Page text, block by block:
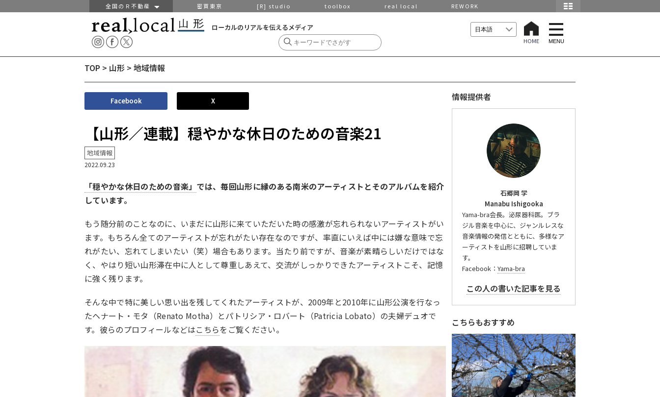
全国のＲ不動産 密買東京 [R] studio toolbox real local REWORK
ローカルのリアルを伝えるメディア
HOME
t
o
g
l
a
MENU
TOP > 山形 > 地域情報
Facebook X
【山形／連載】穏やかな休日のための音楽21
地域情報
2022.09.23
「穏やかな休日のための音楽」 では、毎回山形に縁のある南米のアーティストとそのアルバムを紹介
しています。
もう随分前のことなのに、いまだに山形に来ていただいた時の感激が忘れられないアーティストがい
ます。もちろん全てのアーティストが忘れがたい存在なのですが、率直にいえば中には嫌な意味で忘
れがたい、忘れてしまいたい（笑）場合もあります。当たり前ですが、音楽が素晴らしいだけではな
く、やはり短い山形滞在中に人として尊重しあえて、交流がしっかりできたアーティストこそ、記憶
に強く残ります。
そんな中で特に美しい思い出を残してくれたアーティストが、2009年と2010年に山形公演を行なっ
たヘナート・モタ（Renato Motha）とパトリシア・ロバート（Patricia Lobato）の夫婦デュオで
す。彼らのプロフィールなどはこちらをご覧ください。
情報提供者
石郷岡 学
Manabu Ishigooka
Yama-bra会長。泌尿器科医。ブラ
ジル音楽を中心に、ジャンルレスな
音楽情報の発信とともに、多様なア
ーティストを山形に招聘していま
す。
Facebook： Yama-bra
この人の書いた記事を見る
こちらもおすすめ